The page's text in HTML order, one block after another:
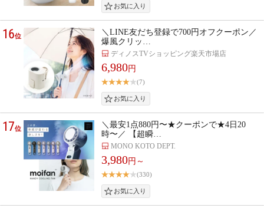
16位
＼LINE友だち登録で700円オフクーポン／
爆風クリッ…
ディノスTVショッピング楽天市場店
6,980円
(7)
17位
＼最安1点880円〜★クーポンで★4日20
時〜／ 【超瞬…
MONO KOTO DEPT.
3,980円～
(330)